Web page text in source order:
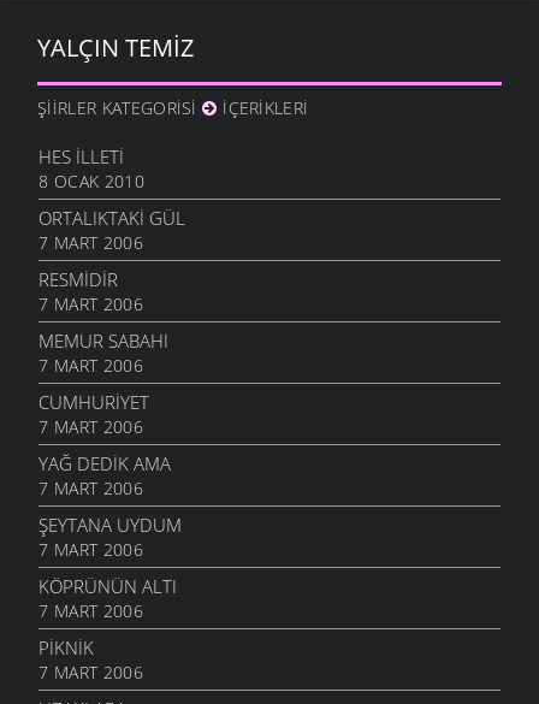
YALÇIN TEMIZ
ŞIIRLER KATEGORISI İÇERIKLERI
HES İLLETI
8 OCAK 2010
ORTALIKTAKI GÜL
7 MART 2006
RESMIDIR
7 MART 2006
MEMUR SABAHI
7 MART 2006
CUMHURIYET
7 MART 2006
YAĞ DEDIK AMA
7 MART 2006
ŞEYTANA UYDUM
7 MART 2006
KÖPRÜNÜN ALTI
7 MART 2006
PIKNIK
7 MART 2006